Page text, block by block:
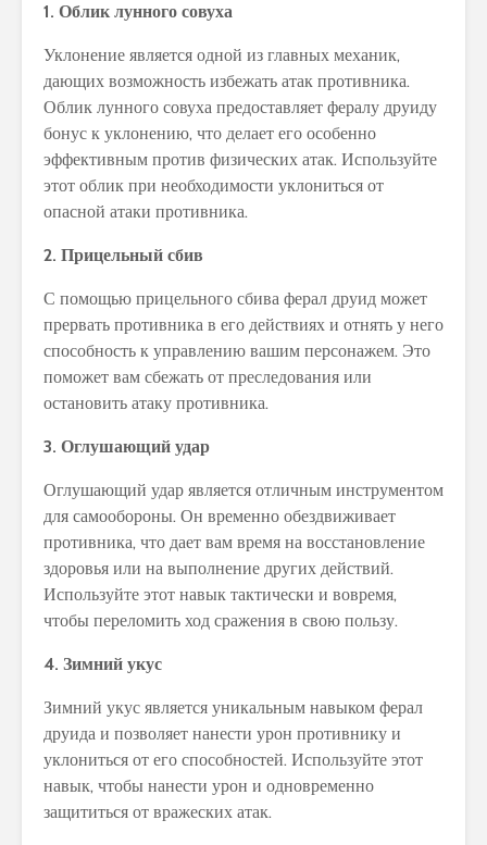
1. Облик лунного совуха
Уклонение является одной из главных механик,
дающих возможность избежать атак противника.
Облик лунного совуха предоставляет фералу друиду
бонус к уклонению, что делает его особенно
эффективным против физических атак. Используйте
этот облик при необходимости уклониться от
опасной атаки противника.
2. Прицельный сбив
С помощью прицельного сбива ферал друид может
прервать противника в его действиях и отнять у него
способность к управлению вашим персонажем. Это
поможет вам сбежать от преследования или
остановить атаку противника.
3. Оглушающий удар
Оглушающий удар является отличным инструментом
для самообороны. Он временно обездвиживает
противника, что дает вам время на восстановление
здоровья или на выполнение других действий.
Используйте этот навык тактически и вовремя,
чтобы переломить ход сражения в свою пользу.
4. Зимний укус
Зимний укус является уникальным навыком ферал
друида и позволяет нанести урон противнику и
уклониться от его способностей. Используйте этот
навык, чтобы нанести урон и одновременно
защититься от вражеских атак.